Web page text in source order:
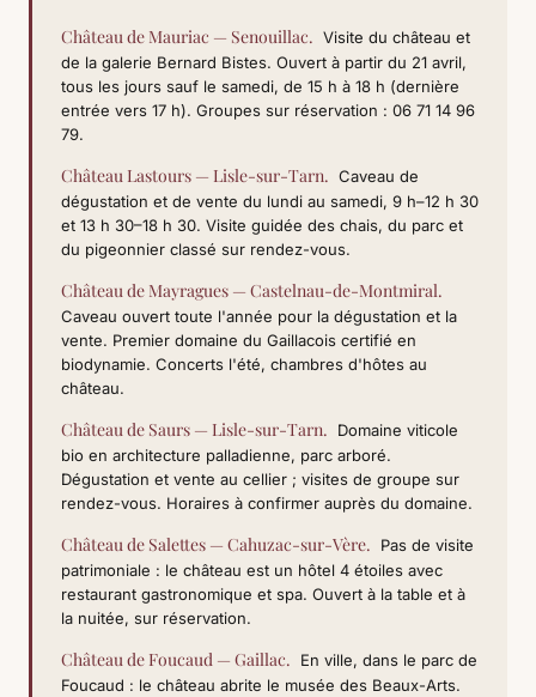
Château de Mauriac — Senouillac. Visite du château et
de la galerie Bernard Bistes. Ouvert à partir du 21 avril,
tous les jours sauf le samedi, de 15 h à 18 h (dernière
entrée vers 17 h). Groupes sur réservation : 06 71 14 96
79.
Château Lastours — Lisle-sur-Tarn. Caveau de
dégustation et de vente du lundi au samedi, 9 h–12 h 30
et 13 h 30–18 h 30. Visite guidée des chais, du parc et
du pigeonnier classé sur rendez-vous.
Château de Mayragues — Castelnau-de-Montmiral.
Caveau ouvert toute l'année pour la dégustation et la
vente. Premier domaine du Gaillacois certifié en
biodynamie. Concerts l'été, chambres d'hôtes au
château.
Château de Saurs — Lisle-sur-Tarn.
Domaine viticole
bio en architecture palladienne, parc arboré.
Dégustation et vente au cellier ; visites de groupe sur
rendez-vous. Horaires à confirmer auprès du domaine.
Château de Salettes — Cahuzac-sur-Vère.
Pas de visite
patrimoniale : le château est un hôtel 4 étoiles avec
restaurant gastronomique et spa. Ouvert à la table et à
la nuitée, sur réservation.
Château de Foucaud — Gaillac.
En ville, dans le parc de
Foucaud : le château abrite le musée des Beaux-Arts.